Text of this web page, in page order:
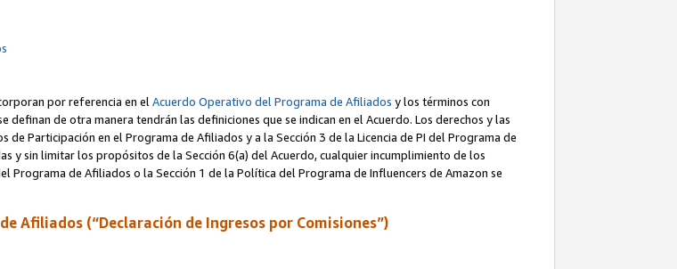
por referencia en elAcuerdo Operativo del Programa de Afiliados y los términos con
de otra manera tendrán las definiciones que se indican en el Acuerdo. Los derechos y las
Participación en el Programa de Afiliados y a la Sección 3 de la Licencia de PI del Programa de
y sin limitar los propósitos de la Sección 6(a) del Acuerdo, cualquier incumplimiento de los
Programa de Afiliados o la Sección 1 de la Política del Programa de Influencers de Amazon se
Afiliados (“Declaración de Ingresos por Comisiones”)